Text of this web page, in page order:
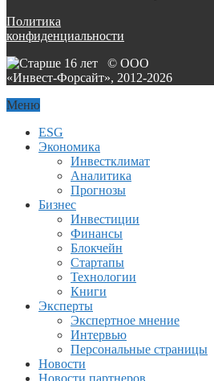
Политика
конфиденциальности
© ООО
«Инвест-Форсайт», 2012-2026
Меню
ESG
Экономика
Инвестклимат
Аналитика
Прогнозы
Бизнес
Инвестиции
Финансы
Блокчейн
Стартапы
Технологии
Книги
Эксперты
Экспертное мнение
Интервью
Персональные страницы
Новости
Новости партнеров